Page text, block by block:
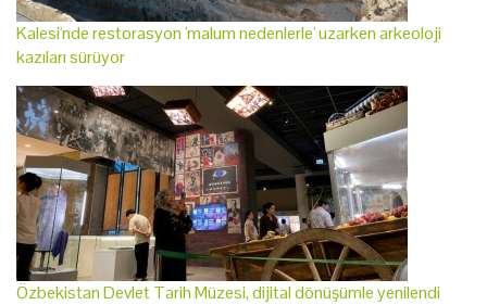
Kalesi'nde restorasyon 'malum nedenlerle' uzarken arkeoloji
kazıları sürüyor
Özbekistan Devlet Tarih Müzesi, dijital dönüşümle yenilendi